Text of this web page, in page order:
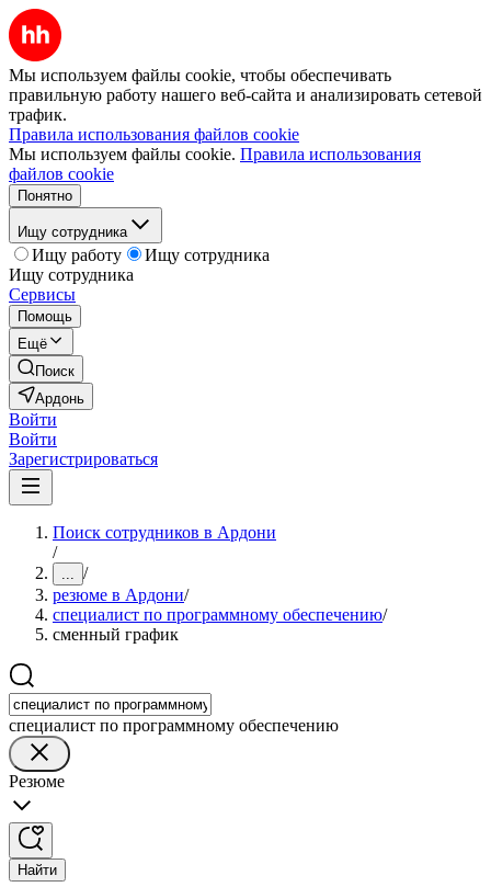
Мы используем файлы cookie, чтобы обеспечивать
правильную работу нашего веб-сайта и анализировать сетевой
трафик.
Правила использования файлов cookie
Мы используем файлы cookie. Правила использования
файлов cookie
Понятно
Ищу сотрудника
Ищу работу
Ищу сотрудника
Ищу сотрудника
Сервисы
Помощь
Ещё
Поиск
Ардонь
Войти
Войти
Зарегистрироваться
Поиск сотрудников в Ардони
/
... /
резюме в Ардони/
специалист по программному обеспечению/
сменный график
специалист по программному обеспечению
Резюме
Найти